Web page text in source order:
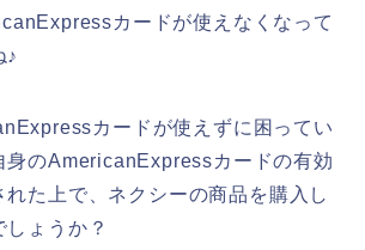
カードが使えなくなって
♪
カードが使えずに困ってい
身のAmericanExpressカードの有効
た上で、ネクシーの商品を購入し
ょうか？